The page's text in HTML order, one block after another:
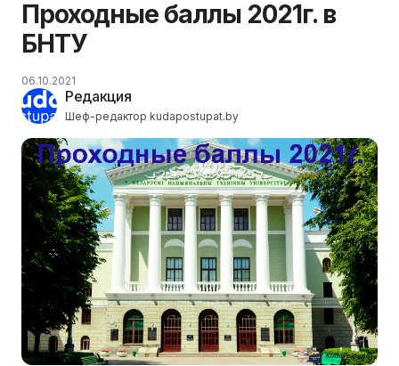
Проходные баллы 2021г. в
БНТУ
Редакция
Шеф-редактор kudapostupat.by
06.10.2021